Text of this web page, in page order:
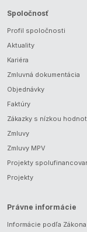
Spoločnosť
Profil spoločnosti
Aktuality
Kariéra
Zmluvná dokumentácia
Objednávky
Faktúry
Zákazky s nízkou
Zmluvy
Zmluvy MPV
Projekty
Projekty
Právne informácie
Informácie podľa